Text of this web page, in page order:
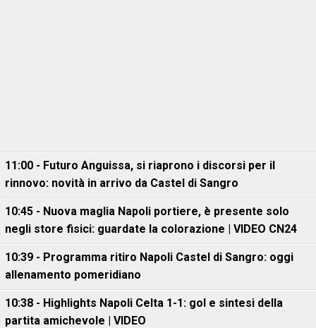
11:00 - Futuro Anguissa, si riaprono i discorsi per il
rinnovo: novità in arrivo da Castel di Sangro
10:45 - Nuova maglia Napoli portiere, è presente solo
negli store fisici: guardate la colorazione | VIDEO CN24
10:39 - Programma ritiro Napoli Castel di Sangro: oggi
allenamento pomeridiano
10:38 - Highlights Napoli Celta 1-1: gol e sintesi della
partita amichevole | VIDEO